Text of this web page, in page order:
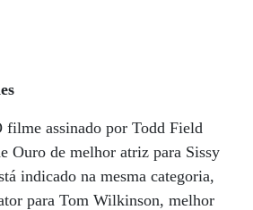
filme assinado por Todd Field
Ouro de melhor atriz para Sissy
indicado na mesma categoria,
para Tom Wilkinson, melhor